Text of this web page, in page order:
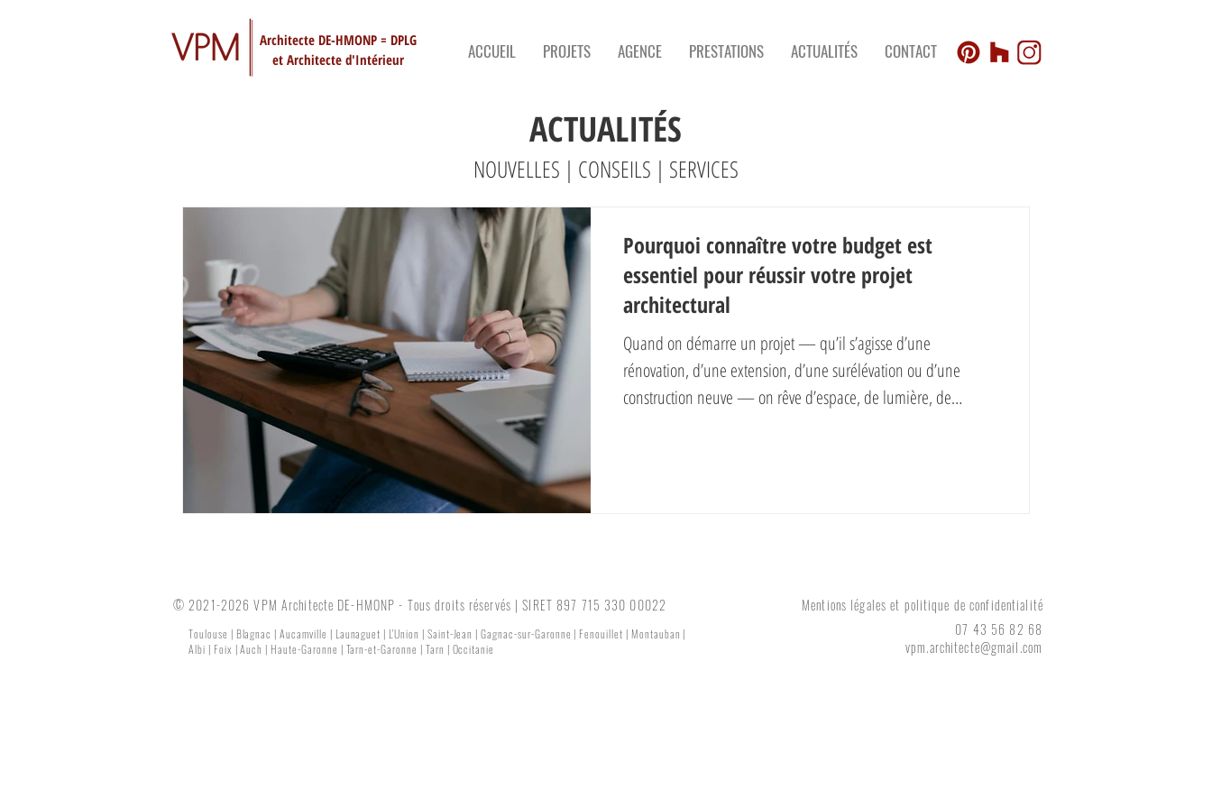
Architecte DE-HMONP = DPLG
et Architecte d'Intérieur
ACCUEIL PROJETS AGENCE PRESTATIONS ACTUALITÉS CONTACT
ACTUALITÉS
NOUVELLES | CONSEILS | SERVICES
Pourquoi connaître votre budget est
essentiel pour réussir votre projet
architectural
Quand on démarre un projet — qu’il s’agisse d’une
rénovation, d’une extension, d’une surélévation ou d’une
construction neuve — on rêve d’espace, de lumière, de
© 2021-2026 VPM Architecte DE-HMONP - Tous droits réservés | SIRET 897 715 330 00022
Toulouse | Blagnac | Aucamville | Launaguet | L'Union | Saint-Jean | Gagnac-sur-Garonne | Fenouillet | Montauban |
Albi | Foix | Auch | Haute-Garonne | Tarn-et-Garonne | Tarn | Occitanie
Mentions légales et politique de confidentialité
07 43 56 82 68
vpm.architecte@gmail.com